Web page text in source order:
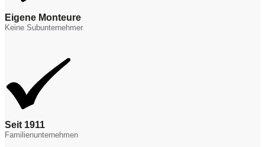
Eigene Monteure
Keine Subunternehmer
Seit 1911
Familienunternehmen